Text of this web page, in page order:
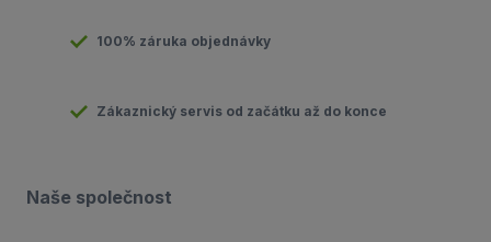
100% záruka objednávky
Zákaznický servis od začátku až do konce
Naše společnost